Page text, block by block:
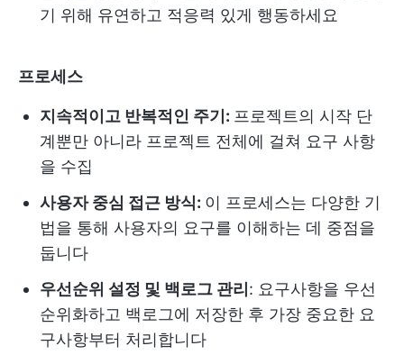
기 위해 유연하고 적응력 있게 행동하세요
프로세스
지속적이고 반복적인 주기: 프로젝트의 시작 단
계뿐만 아니라 프로젝트 전체에 걸쳐 요구 사항
을 수집
사용자 중심 접근 방식: 이 프로세스는 다양한 기
법을 통해 사용자의 요구를 이해하는 데 중점을
둡니다
우선순위 설정 및 백로그 관리: 요구사항을 우선
순위화하고 백로그에 저장한 후 가장 중요한 요
구사항부터 처리합니다